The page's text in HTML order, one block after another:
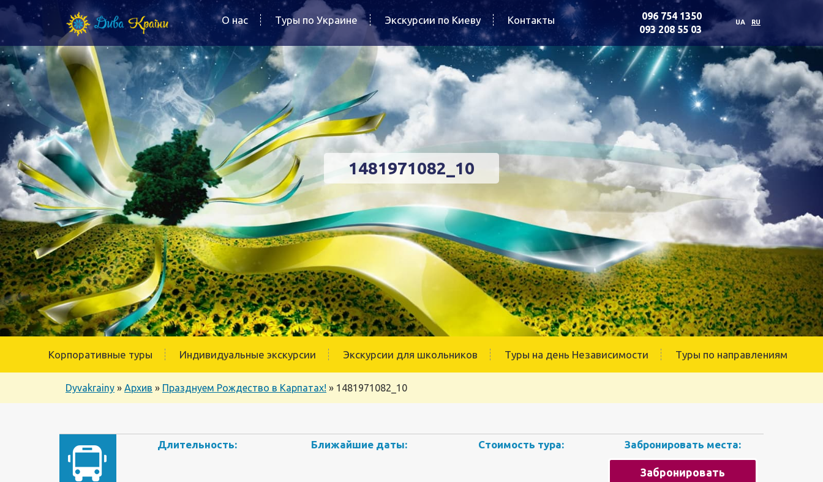
О нас Туры по Украине Экскурсии по Киеву Контакты
096 754 1350
093 208 55 03
UA RU
1481971082_10
Корпоративные туры Индивидуальные экскурсии Экскурсии для школьников Туры на день Независимости Туры по направлениям
Dyvakrainy » Архив » Празднуем Рождество в Карпатах! » 1481971082_10
Длительность: Ближайшие даты: Стоимость тура: Забронировать места:
Забронировать